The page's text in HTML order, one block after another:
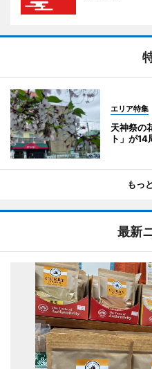
エリア特集
天神祭の
ト」が14
もっ
最新